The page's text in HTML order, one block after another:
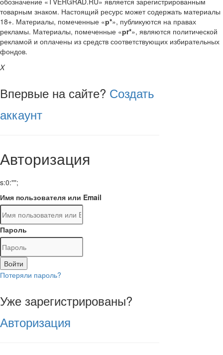
товарным знаком. Настоящий ресурс может содержать материалы
18+. Материалы, помеченные «р*», публикуются на правах
рекламы. Материалы, помеченные «рr*», являются политической
рекламой и оплачены из средств соответствующих избирательных
фондов.
X
Впервые на сайте? Создать
аккаунт
Авторизация
s:0:"";
Имя пользователя или Email
Пароль
Войти
Потеряли пароль?
Уже зарегистрированы?
Авторизация